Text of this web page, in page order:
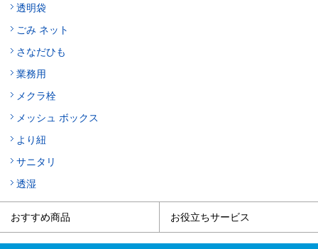
透明袋
ごみ ネット
さなだひも
業務用
メクラ栓
メッシュ ボックス
より紐
サニタリ
透湿
おすすめ商品 お役立ちサービス